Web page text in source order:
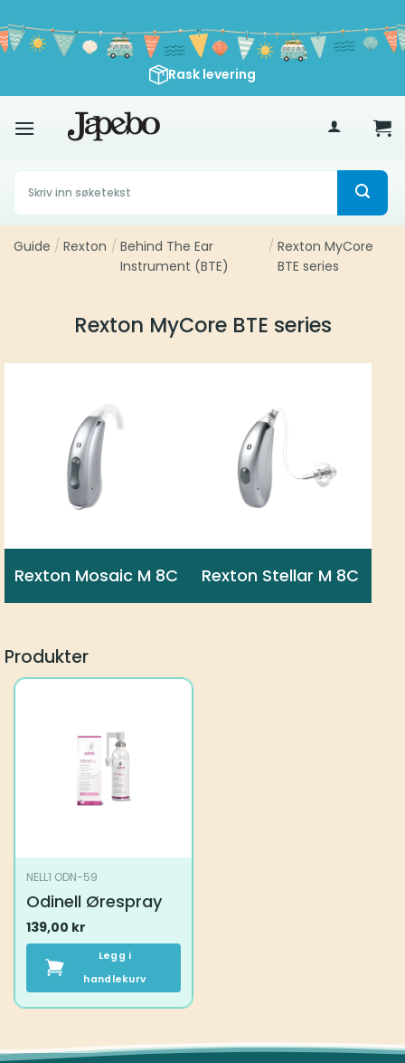
to
content
Rask levering
Søk
etter:
Guide / Rexton / Behind The Ear
Instrument (BTE)
/ Rexton MyCore
BTE series
Rexton MyCore BTE series
Rexton Mosaic M 8C Rexton Stellar M 8C
Produkter
NELL1 ODN-59
Odinell Ørespray
139,00 kr
Legg i
handlekurv